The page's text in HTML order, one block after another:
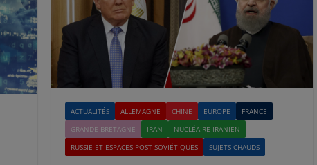
ACTUALITÉS ALLEMAGNE CHINE EUROPE
FRANCE
GRANDE-BRETAGNE
IRAN
NUCLÉAIRE IRANIEN
RUSSIE ET ESPACES POST-SOVIÉTIQUES
SUJETS CHAUDS